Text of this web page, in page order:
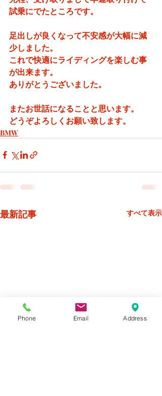
試乗にでたところです。
足出しが良くなって不安感が大幅に減
少しました。
これで快適にライディングを楽しむ事
が出来ます。
ありがとうございました。
またお世話になることと思います。
どうぞよろしくお願い致します。
BMW
最新記事 すべて表示
Phone Email Address